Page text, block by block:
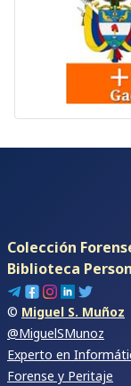
Colección
Biblioteca
© Miguel S. Muñoz
@MiguelSMunoz
Experto en
Forense y Peritaje